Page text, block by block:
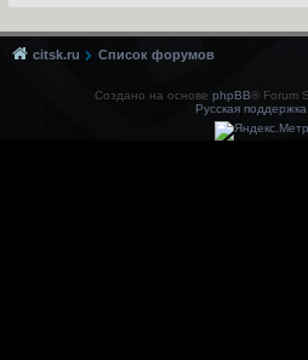
citsk.ru Список форумов
Создано на основе phpBB® Forum
Русская